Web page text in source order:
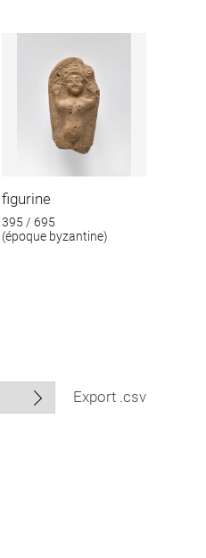
figurine
395 / 695
(époque byzantine)
Export .csv